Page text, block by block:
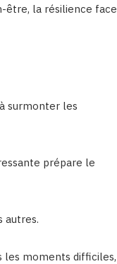
être, la résilience face
surmonter les
prépare le
autres.
les moments difficiles,